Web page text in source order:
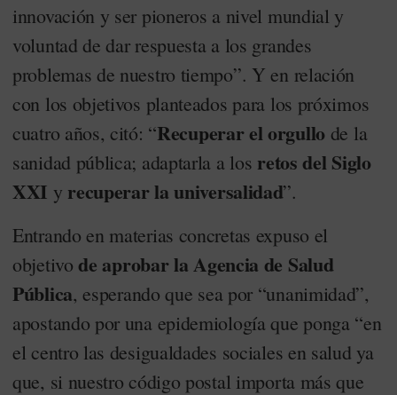
innovación y ser pioneros a nivel mundial y
voluntad de dar respuesta a los grandes
problemas de nuestro tiempo”. Y en relación
con los objetivos planteados para los próximos
cuatro años, citó: “Recuperar el orgullo de la
sanidad pública; adaptarla a los retos del Siglo
XXI y recuperar la universalidad”.
Entrando en materias concretas expuso el
objetivode aprobar la Agencia de Salud
Pública, esperando que sea por “unanimidad”,
apostando por una epidemiología que ponga “en
el centro las desigualdades sociales en salud ya
que, si nuestro código postal importa más que